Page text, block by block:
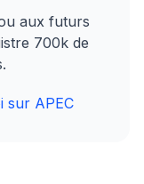
aux futurs
700k de
sur APEC